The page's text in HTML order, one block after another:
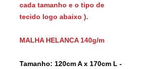
cada tamanho e o tipo de
tecido logo abaixo ).
MALHA HELANCA 140g/m
Tamanho: 120cm A x 170cm L -